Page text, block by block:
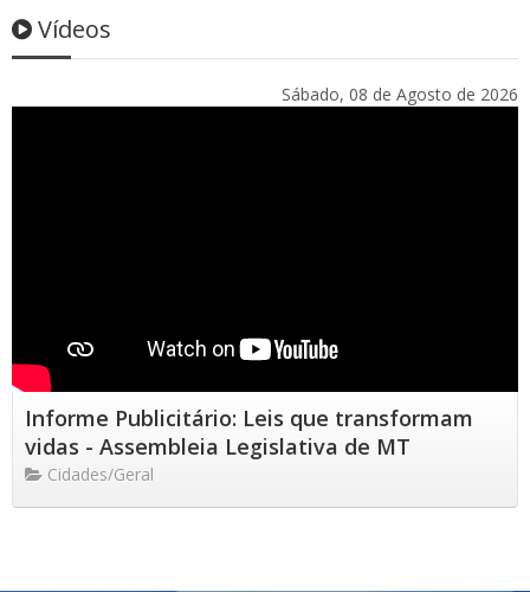
Vídeos
Sábado, 08 de Agosto de 2026
Informe Publicitário: Leis que transformam
vidas - Assembleia Legislativa de MT
Cidades/Geral